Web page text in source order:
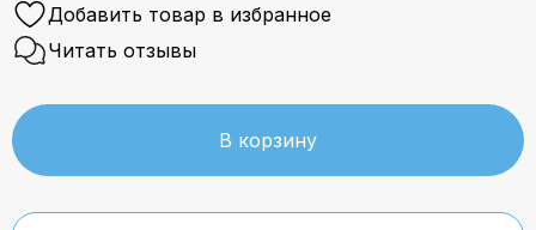
Добавить товар в избранное
Читать отзывы
В корзину